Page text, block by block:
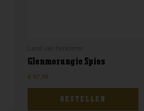
Glenmorangie Spios
€ 97,99
BESTELLEN